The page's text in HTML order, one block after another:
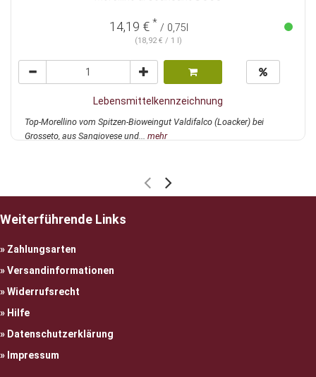
14,19 € * / 0,75l
(18,92 € / 1 l)
Lebensmittelkennzeichnung
Top-Morellino vom Spitzen-Bioweingut Valdifalco (Loacker) bei
Grosseto, aus Sangiovese und... mehr
Weiterführende Links
Zahlungsarten
Versandinformationen
Widerrufsrecht
Hilfe
Datenschutzerklärung
Impressum